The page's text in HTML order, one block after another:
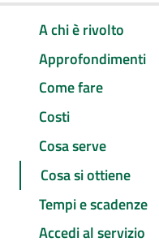
A chi è rivolto
Approfondimenti
Come fare
Costi
Cosa serve
Cosa si ottiene
Tempi e scadenze
Accedi al servizio